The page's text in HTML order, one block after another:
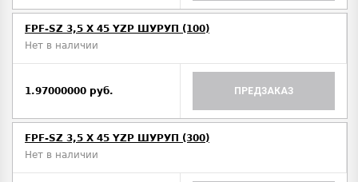
FPF-SZ 3,5 X 45 YZP ШУРУП (100)
Нет в наличии
1.97000000 руб. ПРЕДЗАКАЗ
FPF-SZ 3,5 X 45 YZP ШУРУП (300)
Нет в наличии